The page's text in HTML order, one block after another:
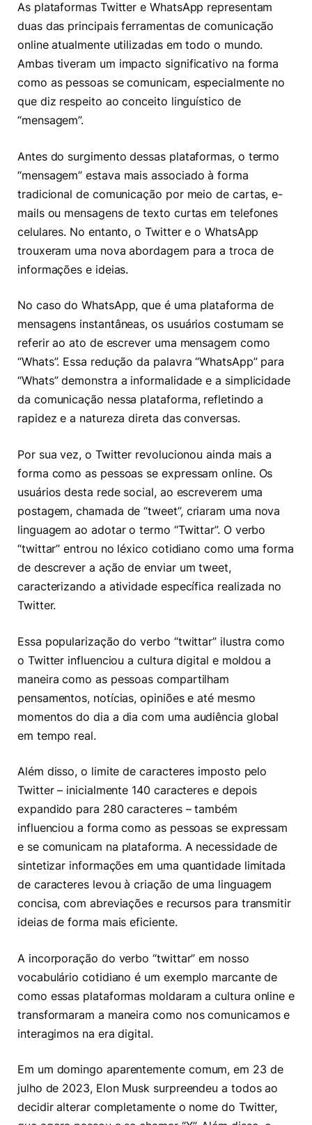
As plataformas Twitter e WhatsApp representam
duas das principais ferramentas de comunicação
online atualmente utilizadas em todo o mundo.
Ambas tiveram um impacto significativo na forma
como as pessoas se comunicam, especialmente no
que diz respeito ao conceito linguístico de
“mensagem”.
Antes do surgimento dessas plataformas, o termo
“mensagem” estava mais associado à forma
tradicional de comunicação por meio de cartas, e-
mails ou mensagens de texto curtas em telefones
celulares. No entanto, o Twitter e o WhatsApp
trouxeram uma nova abordagem para a troca de
informações e ideias.
No caso do WhatsApp, que é uma plataforma de
mensagens instantâneas, os usuários costumam se
referir ao ato de escrever uma mensagem como
“Whats”. Essa redução da palavra “WhatsApp” para
“Whats” demonstra a informalidade e a simplicidade
da comunicação nessa plataforma, refletindo a
rapidez e a natureza direta das conversas.
Por sua vez, o Twitter revolucionou ainda mais a
forma como as pessoas se expressam online. Os
usuários desta rede social, ao escreverem uma
postagem, chamada de “tweet”, criaram uma nova
linguagem ao adotar o termo “Twittar”. O verbo
“twittar” entrou no léxico cotidiano como uma forma
de descrever a ação de enviar um tweet,
caracterizando a atividade específica realizada no
Twitter.
Essa popularização do verbo “twittar” ilustra como
o Twitter influenciou a cultura digital e moldou a
maneira como as pessoas compartilham
pensamentos, notícias, opiniões e até mesmo
momentos do dia a dia com uma audiência global
em tempo real.
Além disso, o limite de caracteres imposto pelo
Twitter – inicialmente 140 caracteres e depois
expandido para 280 caracteres – também
influenciou a forma como as pessoas se expressam
e se comunicam na plataforma. A necessidade de
sintetizar informações em uma quantidade limitada
de caracteres levou à criação de uma linguagem
concisa, com abreviações e recursos para transmitir
ideias de forma mais eficiente.
A incorporação do verbo “twittar” em nosso
vocabulário cotidiano é um exemplo marcante de
como essas plataformas moldaram a cultura online e
transformaram a maneira como nos comunicamos e
interagimos na era digital.
Em um domingo aparentemente comum, em 23 de
julho de 2023, Elon Musk surpreendeu a todos ao
decidir alterar completamente o nome do Twitter,